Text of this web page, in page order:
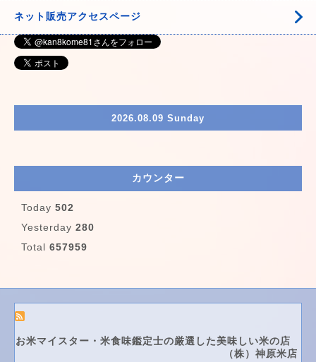
ネット販売アクセスページ
2026.08.09 Sunday
カウンター
Today 502
Yesterday 280
Total 657959
お米マイスター・米食味鑑定士の厳選した美味しい米の店
（株）神原米店